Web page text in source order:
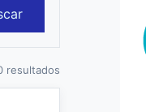
resultados